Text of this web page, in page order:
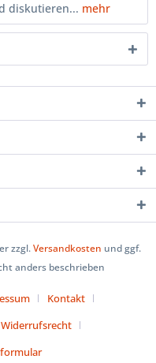
diskutieren... mehr
zzgl.Versandkosten und ggf.
anders beschrieben
Kontakt
Widerrufsrecht